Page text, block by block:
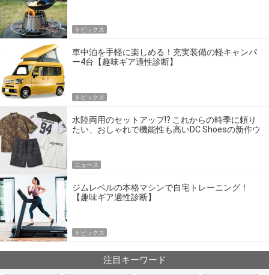
トピックス
車中泊を手軽に楽しめる！充実装備の軽キャンパ
ー4台【趣味ギア適性診断】
トピックス
水陸両用のセットアップ!? これからの時季に頼り
たい、おしゃれで機能性も高いDC Shoesの新作ウ
ニュース
ジムレベルの本格マシンで自宅トレーニング！
【趣味ギア適性診断】
トピックス
注目キーワード